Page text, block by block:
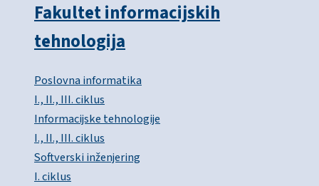
Fakultet informacijskih
tehnologija
Poslovna informatika
I., II., III. ciklus
Informacijske tehnologije
I., II., III. ciklus
Softverski inženjering
I. ciklus